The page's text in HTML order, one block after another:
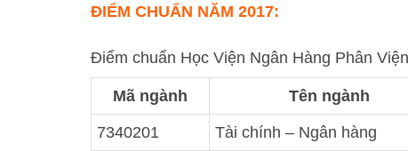
ĐIỂM CHUẨN NĂM 2017:
Điểm chuẩn Học Viện Ngân Hàng Phân
Mã ngành Tên ngành
7340201 Tài chính – Ngân hàng